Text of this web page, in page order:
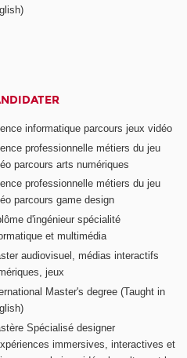
informatique parcours jeux vidéo
professionnelle métiers du jeu
parcours arts numériques
professionnelle métiers du jeu
parcours game design
d'ingénieur spécialité
et multimédia
audiovisuel, médias interactifs
jeux
Master's degree (Taught in
Spécialisé designer
immersives, interactives et